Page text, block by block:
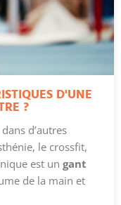
D'UNE
?
d’autres
le crossfit,
est un gant
de la main et